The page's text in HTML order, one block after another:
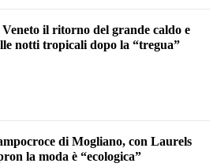
il ritorno del grande caldo e
notti tropicali dopo la “tregua”
di Mogliano, con Laurels
la moda è “ecologica”